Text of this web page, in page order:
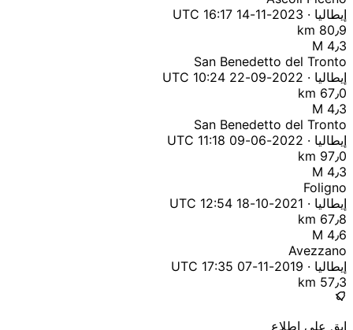
إيطاليا · 2023-11-14 16:17 UTC
80٫9 km
M 4٫3
San Benedetto del Tronto
إيطاليا · 2022-09-22 10:24 UTC
67٫0 km
M 4٫3
San Benedetto del Tronto
إيطاليا · 2022-06-09 11:18 UTC
97٫0 km
M 4٫3
Foligno
إيطاليا · 2021-10-18 12:54 UTC
67٫8 km
M 4٫6
Avezzano
إيطاليا · 2019-11-07 17:35 UTC
57٫3 km
ابق على اطلاع